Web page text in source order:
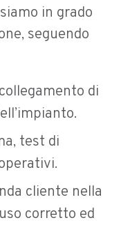
in grado
seguendo
di
test di
cliente nella
corretto ed